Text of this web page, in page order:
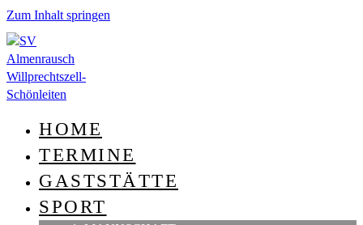
Zum Inhalt springen
HOME
TERMINE
GASTSTÄTTE
SPORT